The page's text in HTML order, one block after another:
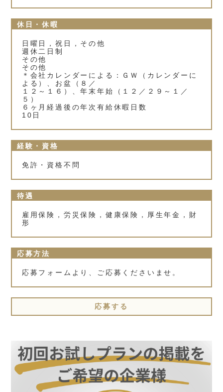
休日・休暇
日曜日，祝日，その他
週休二日制
その他
その他
＊会社カレンダーによる：ＧＷ（カレンダーに
よる）、お盆（８／
１２～１６）、年末年始（１２／２９～１／
５）
６ヶ月経過後の年次有給休暇日数
10日
経験・資格
免許・資格不問
待遇
雇用保険，労災保険，健康保険，厚生年金，財
形
応募方法
応募フォームより、ご応募くださいませ。
応募する